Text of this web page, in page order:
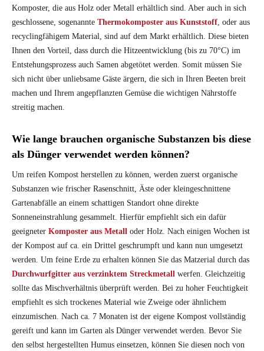
Komposter, die aus Holz oder Metall erhältlich sind. Aber auch in sich
geschlossene, sogenannte Thermokomposter aus Kunststoff, oder aus
recyclingfähigem Material, sind auf dem Markt erhältlich. Diese bieten
Ihnen den Vorteil, dass durch die Hitzeentwicklung (bis zu 70°C) im
Entstehungsprozess auch Samen abgetötet werden. Somit müssen Sie
sich nicht über unliebsame Gäste ärgern, die sich in Ihren Beeten breit
machen und Ihrem angepflanzten Gemüse die wichtigen Nährstoffe
streitig machen.
Wie lange brauchen organische Substanzen bis diese
als Dünger verwendet werden können?
Um reifen Kompost herstellen zu können, werden zuerst organische
Substanzen wie frischer Rasenschnitt, Äste oder kleingeschnittene
Gartenabfälle an einem schattigen Standort ohne direkte
Sonneneinstrahlung gesammelt. Hierfür empfiehlt sich ein dafür
geeigneter Komposter aus Metall oder Holz. Nach einigen Wochen ist
der Kompost auf ca. ein Drittel geschrumpft und kann nun umgesetzt
werden. Um feine Erde zu erhalten können Sie das Matzerial durch das
Durchwurfgitter aus verzinktem Streckmetall werfen. Gleichzeitig
sollte das Mischverhältnis überprüft werden. Bei zu hoher Feuchtigkeit
empfiehlt es sich trockenes Material wie Zweige oder ähnlichem
einzumischen. Nach ca. 7 Monaten ist der eigene Kompost vollständig
gereift und kann im Garten als Dünger verwendet werden. Bevor Sie
den selbst hergestellten Humus einsetzen, können Sie diesen noch von